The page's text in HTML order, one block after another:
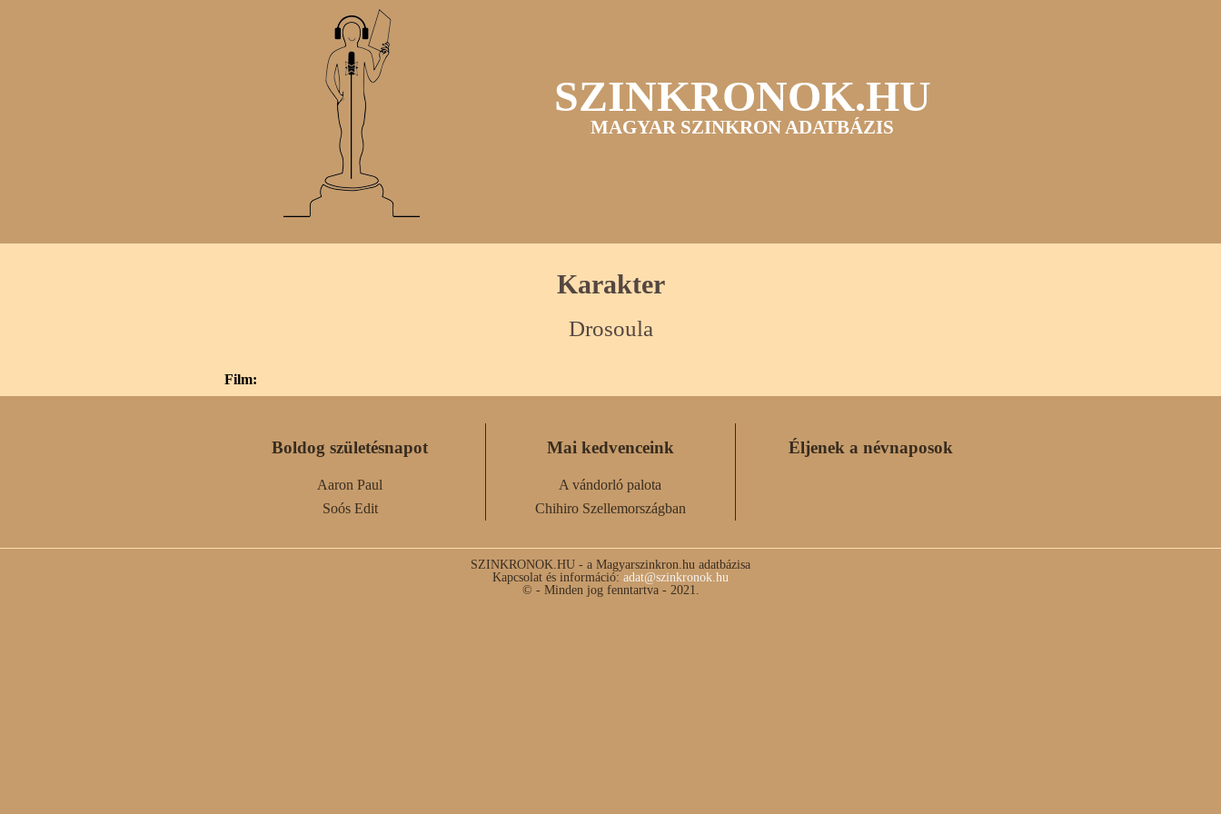
SZINKRONOK.HU
MAGYAR SZINKRON ADATBÁZIS
Karakter
Drosoula
Film:
Boldog születésnapot
Aaron Paul
Soós Edit
Mai kedvenceink
A vándorló palota
Chihiro Szellemországban
Éljenek a névnaposok
SZINKRONOK.HU - a Magyarszinkron.hu adatbázisa
Kapcsolat és információ: adat@szinkronok.hu
© - Minden jog fenntartva - 2021.